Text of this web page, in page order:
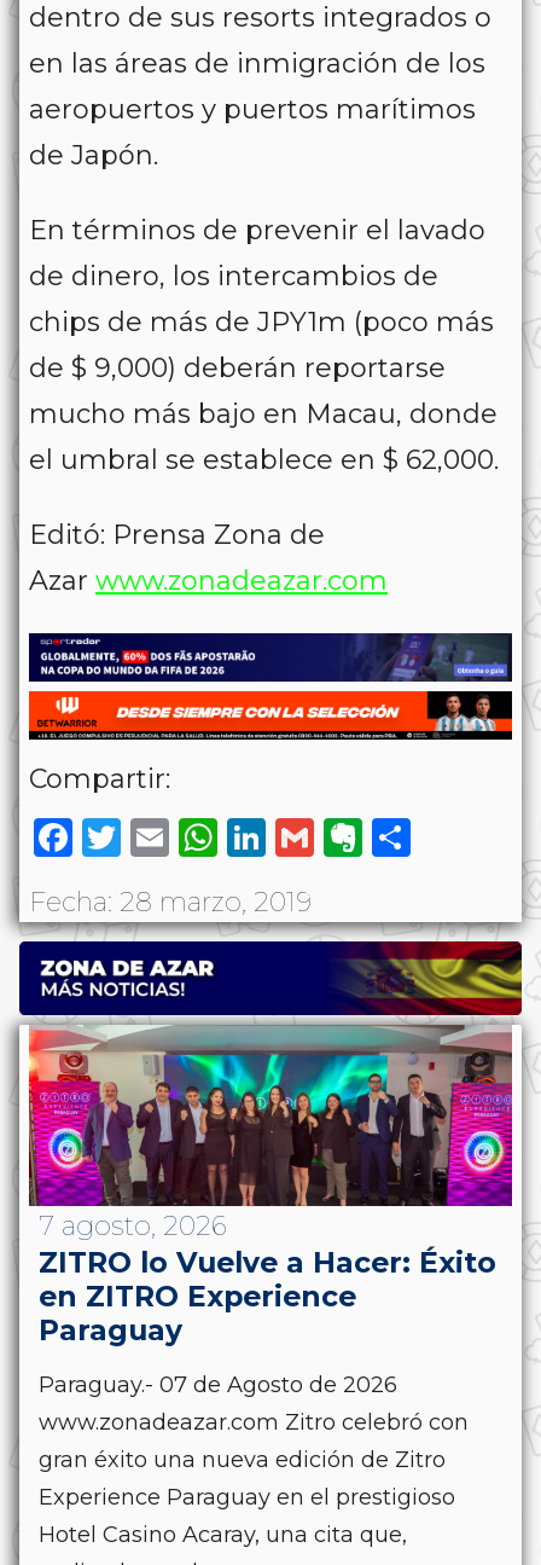
dentro de sus resorts integrados o
en las áreas de inmigración de los
aeropuertos y puertos marítimos
de Japón.
En términos de prevenir el lavado
de dinero, los intercambios de
chips de más de JPY1m (poco más
de $ 9,000) deberán reportarse
mucho más bajo en Macau, donde
el umbral se establece en $ 62,000.
Editó: Prensa Zona de
Azar www.zonadeazar.com
Compartir:
Facebook
Twitter
EmailWhatsApp
LinkedIn
GmailEvernote
Fecha: 28 marzo, 2019
7 agosto, 2026
ZITRO lo Vuelve a Hacer: Éxito
en ZITRO Experience
Paraguay
Paraguay.- 07 de Agosto de 2026
www.zonadeazar.com Zitro celebró con
gran éxito una nueva edición de Zitro
Experience Paraguay en el prestigioso
Hotel Casino Acaray, una cita que,